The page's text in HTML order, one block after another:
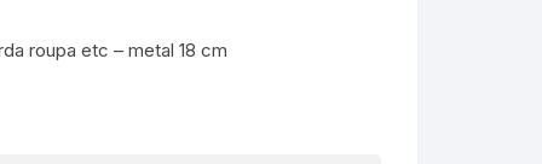
roupa etc – metal 18 cm